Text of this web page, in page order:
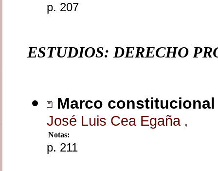
p. 207
ESTUDIOS: DERECHO
Marco
José Luis Cea Egaña ,
Notas:
p. 211